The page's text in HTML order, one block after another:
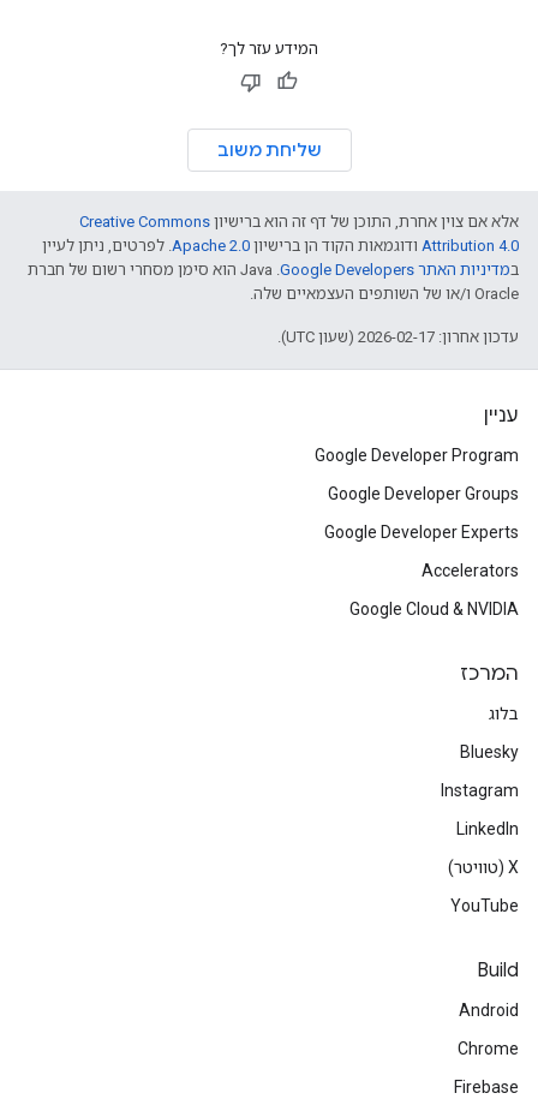
המידע עזר לך?
שליחת משוב
אלא אם צוין אחרת, התוכן של דף זה הוא ברישיון Creative Commons
Attribution 4.0 ודוגמאות הקוד הן ברישיון Apache 2.0. לפרטים, ניתן לעיין
במדיניות האתר Google Developers‏
.‏ Java הוא סימן מסחרי רשום של חברת
Oracle ו/או של השותפים העצמאיים שלה.
עדכון אחרון: 2026-02-17 (שעון UTC).
עניין
Google Developer Program
Google Developer Groups
Google Developer Experts
Accelerators
Google Cloud & NVIDIA
המרכז
בלוג
Bluesky
Instagram
LinkedIn
‫X (טוויטר)
YouTube
Build
Android
Chrome
Firebase